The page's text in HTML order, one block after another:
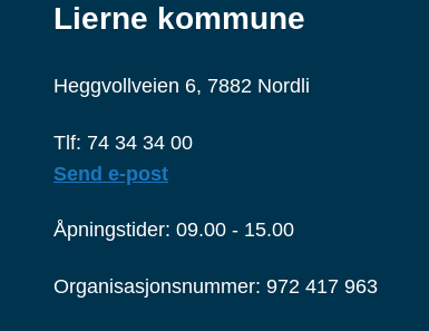
Lierne kommune
Heggvollveien 6, 7882 Nordli
Tlf: 74 34 34 00
Send e-post
Åpningstider: 09.00 - 15.00
Organisasjonsnummer: 972 417 963